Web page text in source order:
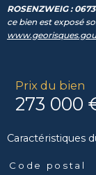
ROSENZWEIG :
ce bien est exposé
Prix du bien
273 000
Caractéristiques
Caractéristiques
Code postal